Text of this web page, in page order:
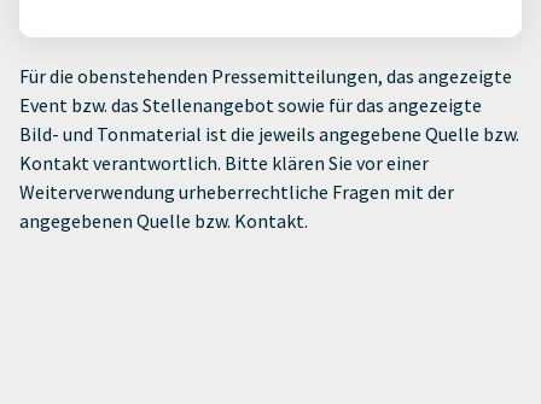
Für die obenstehenden Pressemitteilungen, das angezeigte
Event bzw. das Stellenangebot sowie für das angezeigte
Bild- und Tonmaterial ist die jeweils angegebene Quelle bzw.
Kontakt verantwortlich. Bitte klären Sie vor einer
Weiterverwendung urheberrechtliche Fragen mit der
angegebenen Quelle bzw. Kontakt.